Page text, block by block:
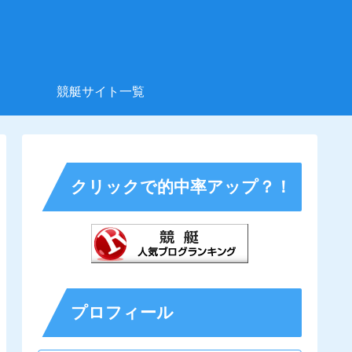
競艇サイト一覧
クリックで的中率アップ？！
プロフィール